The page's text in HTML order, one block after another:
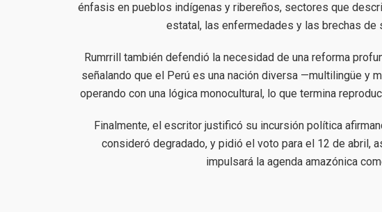
énfasis en pueblos indígenas y ribereños, sectores que
estatal, las enfermedades y las brechas de
Rumrrill también defendió la necesidad de una reforma
señalando que el Perú es una nación diversa —multilingüe y
operando con una lógica monocultural, lo que termina
Finalmente, el escritor justificó su incursión política
consideró degradado, y pidió el voto para el 12 de abril,
impulsará la agenda amazónica